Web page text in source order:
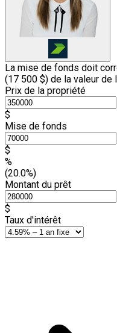
La mise de fonds doit
(17 500 $) de la valeur de
Prix de la propriété
$
Mise de fonds
$
%
(20.0%)
Montant du prêt
$
Taux d'intérêt